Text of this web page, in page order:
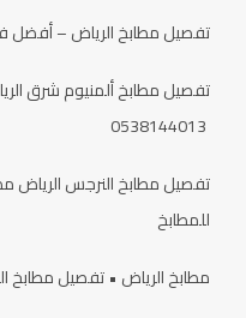
تفصيل مطابخ الرياض – أفضل
تفصيل مطابخ ألمنيوم شرق
تفصيل مطابخ النرجس الرياض
للمطابخ
مطابخ الرياض • تفصيل مطابخ